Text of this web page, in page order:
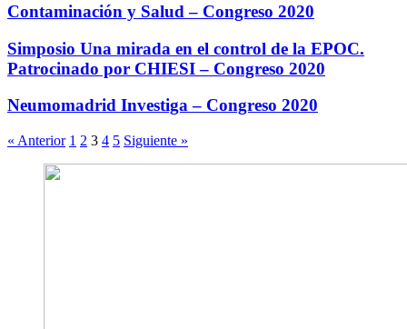
Contaminación y Salud – Congreso 2020
Simposio Una mirada en el control de la EPOC.
Patrocinado por CHIESI – Congreso 2020
Neumomadrid Investiga – Congreso 2020
« Anterior 1 2 3 4 5 Siguiente »